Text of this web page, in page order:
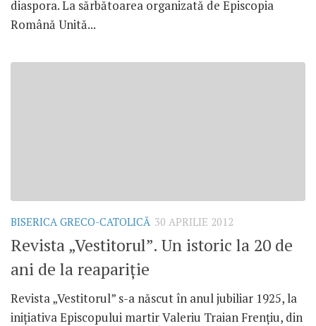
diaspora. La sărbătoarea organizată de Episcopia
Română Unită...
BISERICA GRECO-CATOLICĂ 30 APRILIE 2012
Revista „Vestitorul”. Un istoric la 20 de
ani de la reapariţie
Revista „Vestitorul” s-a născut în anul jubiliar 1925, la
iniţiativa Episcopului martir Valeriu Traian Frenţiu, din